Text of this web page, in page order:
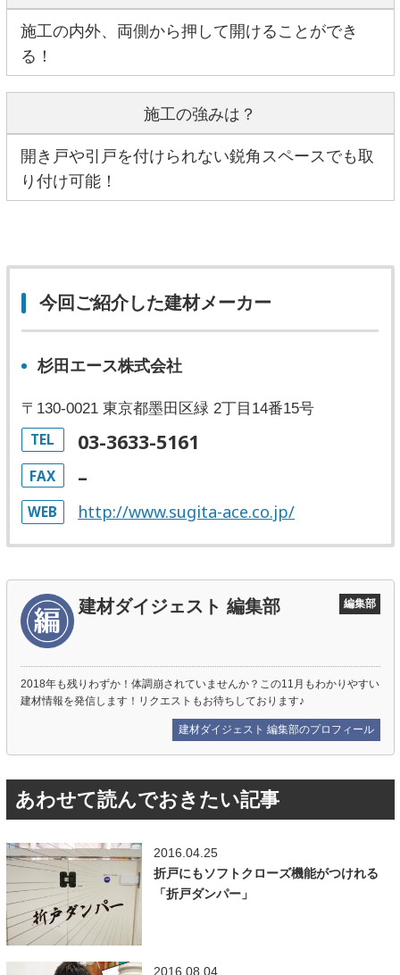
施工の内外、両側から押して開けることができ
る！
施工の強みは？
開き戸や引戸を付けられない鋭角スペースでも取
り付け可能！
今回ご紹介した建材メーカー
杉田エース株式会社
〒130-0021 東京都墨田区緑 2丁目14番15号
TEL 03-3633-5161
FAX –
WEB http://www.sugita-ace.co.jp/
建材ダイジェスト 編集部 編集部
2018年も残りわずか！体調崩されていませんか？この11月もわかりやすい
建材情報を発信します！リクエストもお待ちしております♪
建材ダイジェスト 編集部のプロフィール
あわせて読んでおきたい記事
2016.04.25
折戸にもソフトクローズ機能がつけれる
「折戸ダンパー」
2016.08.04